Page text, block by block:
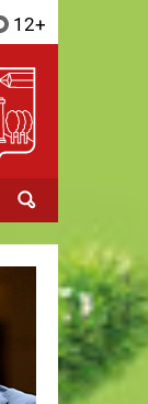
12+